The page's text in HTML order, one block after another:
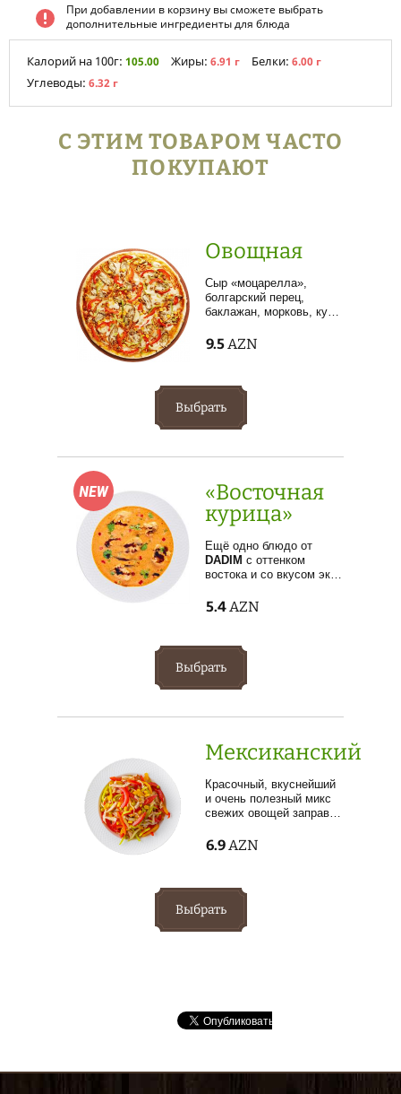
При добавлении в корзину вы сможете выбрать
дополнительные ингредиенты для блюда
Калорий на 100г: 105.00 Жиры: 6.91 г Белки: 6.00 г
Углеводы: 6.32 г
С ЭТИМ ТОВАРОМ ЧАСТО
ПОКУПАЮТ
Овощная
Сыр «моцарелла»,
болгарский перец,
баклажан, морковь, ку…
9.5 AZN
Выбрать
«Восточная
курица»
Ещё одно блюдо от
DADIM с оттенком
востока и со вкусом эк…
5.4 AZN
Выбрать
Мексиканский
Красочный, вкуснейший
и очень полезный микс
свежих овощей заправ…
6.9 AZN
Выбрать